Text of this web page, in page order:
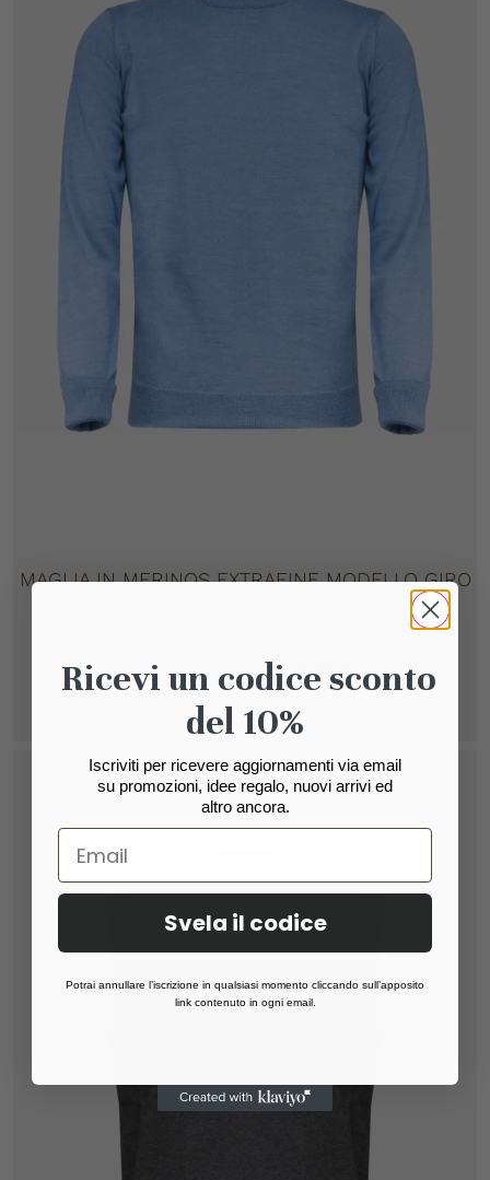
MAGLIA IN MERINOS EXTRAFINE MODELLO GIRO
€95,00 €66,50
Scegli
Ricevi un codice sconto
del 10%
Iscriviti per ricevere aggiornamenti via email
su promozioni, idee regalo, nuovi arrivi ed
altro ancora.
Svela il codice
Potrai annullare l’iscrizione in qualsiasi momento cliccando sull’apposito
link contenuto in ogni email.